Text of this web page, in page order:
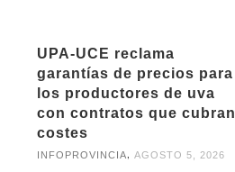
UPA-UCE reclama
garantías de precios para
los productores de uva
con contratos que cubran
costes
INFOPROVINCIA AGOSTO 5, 2026